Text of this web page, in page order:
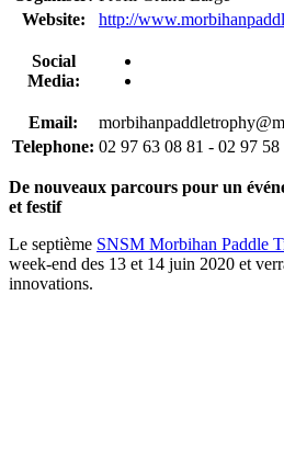
Website:
http://
Social
Media:
Email:
Telephone: 02 97 63 08 81 - 02 97 58
De nouveaux parcours pour un
et festif
Le septième SNSM Morbihan Paddle
week-end des 13 et 14 juin 2020 et
innovations.